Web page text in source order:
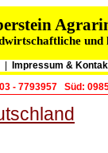
und
Impressum &
- 7793957 Süd: